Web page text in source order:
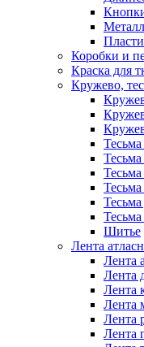
Коробки и
Краска для
Кружево,
Тесьма
Шитье
Лента
Лента
Лента
Лента
Лента
Лента
Лента